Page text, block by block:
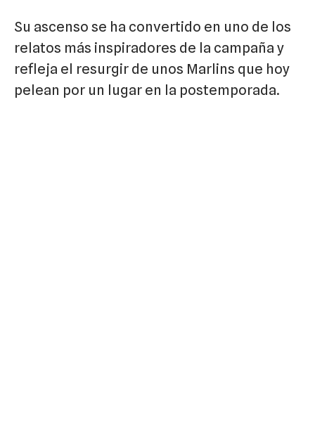
Su ascenso se ha convertido en uno de los
relatos más inspiradores de la campaña y
refleja el resurgir de unos Marlins que hoy
pelean por un lugar en la postemporada.